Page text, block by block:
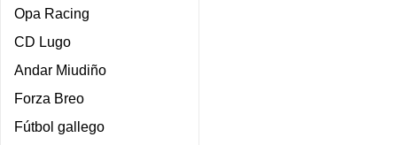
Opa Racing
CD Lugo
Andar Miudiño
Forza Breo
Fútbol gallego